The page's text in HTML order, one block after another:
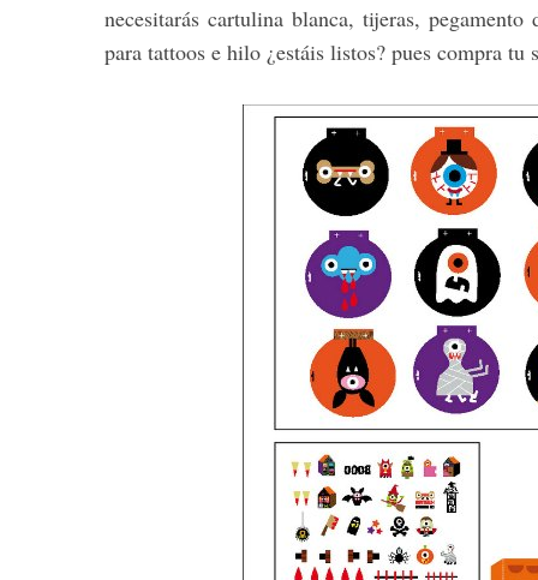
necesitarás cartulina blanca, tijeras,
para tattoos e hilo ¿estáis listos? pues compra tu